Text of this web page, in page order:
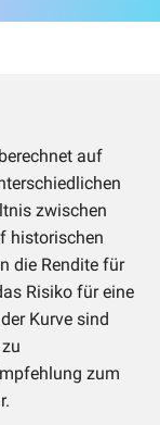
auf
zwischen
historischen
die Rendite für
Risiko für eine
Kurve sind
zum